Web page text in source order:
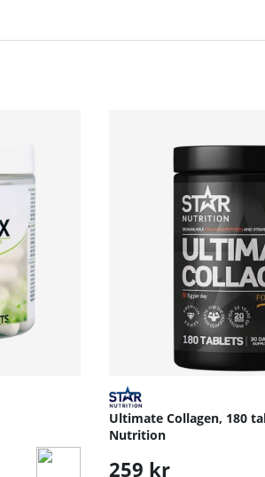
Ultimate Collagen, 180
Nutrition
259 kr